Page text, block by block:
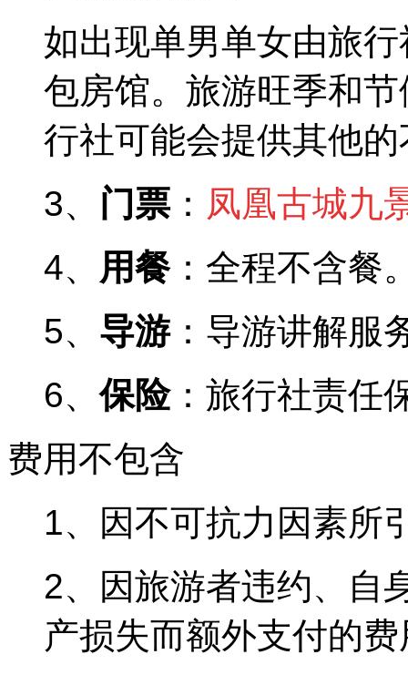
如出现单男单女由旅
包房馆。旅游旺季和
行社可能会提供其他
3、 门票： 凤凰古城九
4、 用餐：全程不含餐
5、 导游：导游讲解服
6、保险：旅行社责任
费用不包含
1、因不可抗力因素所
2、因旅游者违约、自
产损失而额外支付的